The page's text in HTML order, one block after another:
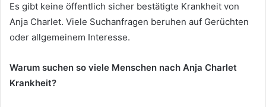
Es gibt keine öffentlich sicher bestätigte Krankheit von
Anja Charlet. Viele Suchanfragen beruhen auf Gerüchten
oder allgemeinem Interesse.
Warum suchen so viele Menschen nach Anja Charlet
Krankheit?